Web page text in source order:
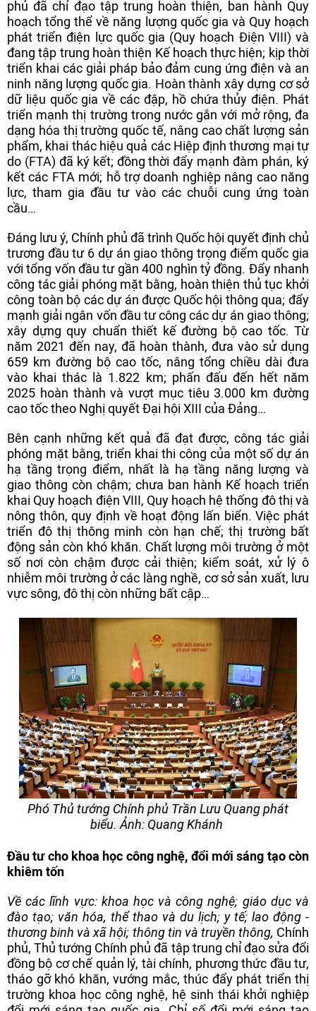
phủ đã chỉ đạo tập trung hoàn thiện, ban hành Quy
hoạch tổng thể về năng lượng quốc gia và Quy hoạch
phát triển điện lực quốc gia (Quy hoạch Điện VIII) và
đang tập trung hoàn thiện Kế hoạch thực hiện; kịp thời
triển khai các giải pháp bảo đảm cung ứng điện và an
ninh năng lượng quốc gia. Hoàn thành xây dựng cơ sở
dữ liệu quốc gia về các đập, hồ chứa thủy điện. Phát
triển mạnh thị trường trong nước gắn với mở rộng, đa
dạng hóa thị trường quốc tế, nâng cao chất lượng sản
phẩm, khai thác hiệu quả các Hiệp định thương mại tự
do (FTA) đã ký kết; đồng thời đẩy mạnh đàm phán, ký
kết các FTA mới; hỗ trợ doanh nghiệp nâng cao năng
lực, tham gia đầu tư vào các chuỗi cung ứng toàn
cầu…
Đáng lưu ý, Chính phủ đã trình Quốc hội quyết định chủ
trương đầu tư 6 dự án giao thông trọng điểm quốc gia
với tổng vốn đầu tư gần 400 nghìn tỷ đồng. Đẩy nhanh
công tác giải phóng mặt bằng, hoàn thiện thủ tục khởi
công toàn bộ các dự án được Quốc hội thông qua; đẩy
mạnh giải ngân vốn đầu tư công các dự án giao thông;
xây dựng quy chuẩn thiết kế đường bộ cao tốc. Từ
năm 2021 đến nay, đã hoàn thành, đưa vào sử dụng
659 km đường bộ cao tốc, nâng tổng chiều dài đưa
vào khai thác là 1.822 km; phấn đấu đến hết năm
2025 hoàn thành và vượt mục tiêu 3.000 km đường
cao tốc theo Nghị quyết Đại hội XIII của Đảng…
Bên cạnh những kết quả đã đạt được, công tác giải
phóng mặt bằng, triển khai thi công của một số dự án
hạ tầng trọng điểm, nhất là hạ tầng năng lượng và
giao thông còn chậm; chưa ban hành Kế hoạch triển
khai Quy hoạch điện VIII, Quy hoạch hệ thống đô thị và
nông thôn, quy định về hoạt động lấn biển. Việc phát
triển đô thị thông minh còn hạn chế; thị trường bất
động sản còn khó khăn. Chất lượng môi trường ở một
số nơi còn chậm được cải thiện; kiểm soát, xử lý ô
nhiễm môi trường ở các làng nghề, cơ sở sản xuất, lưu
vực sông, đô thị còn những bất cập…
Phó Thủ tướng Chính phủ Trần Lưu Quang phát
biểu. Ảnh: Quang Khánh
Đầu tư cho khoa học công nghệ, đổi mới sáng tạo còn
khiêm tốn
Về các lĩnh vực: khoa học và công nghệ; giáo dục và
đào tạo; văn hóa, thể thao và du lịch; y tế; lao động -
thương binh và xã hội; thông tin và truyền thông, Chính
phủ, Thủ tướng Chính phủ đã tập trung chỉ đạo sửa đổi
đồng bộ cơ chế quản lý, tài chính, phương thức đầu tư,
tháo gỡ khó khăn, vướng mắc, thúc đẩy phát triển thị
trường khoa học công nghệ, hệ sinh thái khởi nghiệp